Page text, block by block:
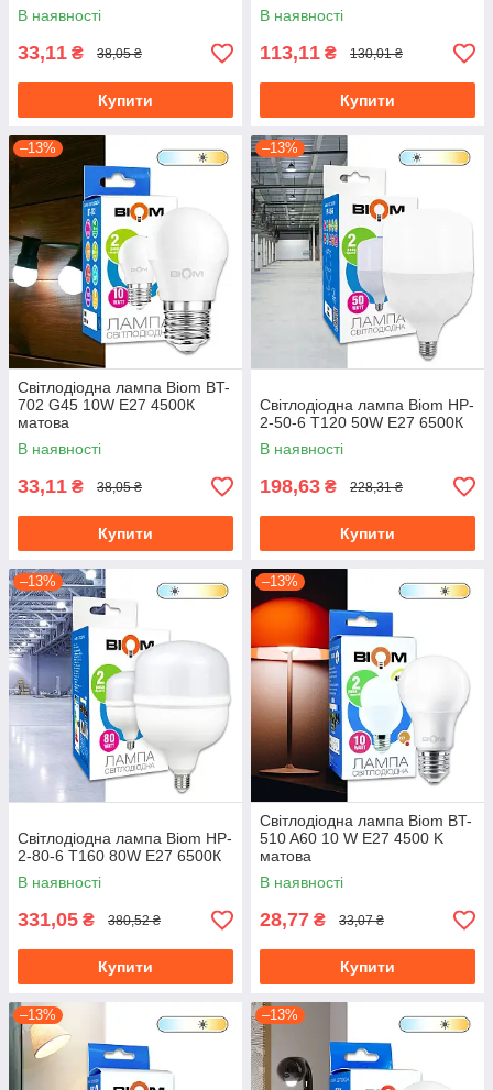
В наявності
33,11 ₴ 38,05 ₴
Купити
В наявності
113,11 ₴ 130,01 ₴
Купити
–13%
Світлодіодна лампа Biom BT-
702 G45 10W E27 4500К
матова
В наявності
33,11 ₴ 38,05 ₴
Купити
–13%
Світлодіодна лампа Biom HP-
2-50-6 T120 50W E27 6500К
В наявності
198,63 ₴ 228,31 ₴
Купити
–13%
Світлодіодна лампа Biom HP-
2-80-6 T160 80W E27 6500К
В наявності
331,05 ₴ 380,52 ₴
Купити
–13%
Світлодіодна лампа Biom BT-
510 A60 10 W E27 4500 K
матова
В наявності
28,77 ₴ 33,07 ₴
Купити
–13% –13%